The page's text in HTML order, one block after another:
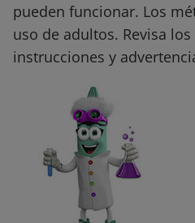
pueden funcionar. Los
uso de adultos. Revisa
instrucciones y